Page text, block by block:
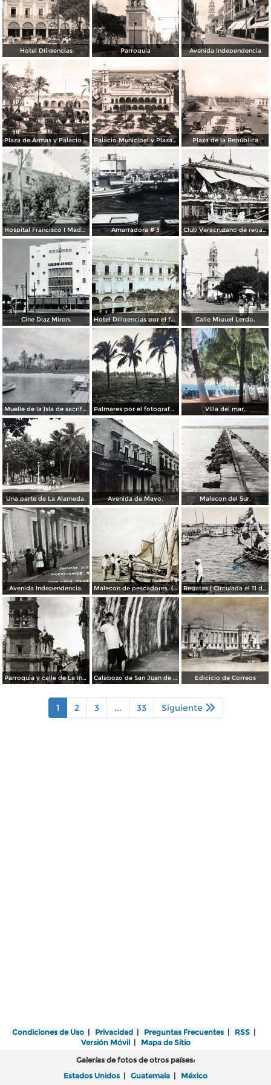
Hotel Diligencias Parroquia Avenida Independencia
Plaza de Armas y Palacio Municipal Palacio Municipal y Plaza de Armas Plaza de la República
Hospital Francisco I Madero. Amarradora # 3 Club Veracruzano de regatas.
Cine Diaz Miron. Hotel Diligencias por el fotografo Walter E Hadsell. ( Circulada el 17 de Febrero de 1914 ). Calle Miguel Lerdo.
Muelle de la Isla de sacrificios. Palmares por el fotografo Hugo Brehme. Villa del mar.
Una parte de La Alameda. Avenida de Mayo. Malecon del Sur.
Avenida Independencia. Malecon de pescadores. ( Circulada el 12 de Agosto de 1911 ). Regatas ( Circulada el 11 de Abril de 1926 ).
Parroquia y calle de La Independencia. Calabozo de San Juan de Ulua. Edicicio de Correos
1 2 3 ... 33 Siguiente
Condiciones de Uso | Privacidad | Preguntas Frecuentes | RSS |
Versión Móvil| Mapa de Sitio
Galerías de fotos de otros países:
Estados Unidos | Guatemala | México